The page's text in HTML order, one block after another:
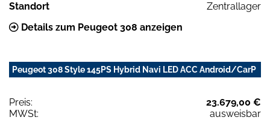
Standort
Zentrallager
Details zum Peugeot 308 anzeigen
Peugeot 308 Style 145PS Hybrid Navi LED ACC Android/CarP
Preis:
23.679,00 €
MWSt:
ausweisbar